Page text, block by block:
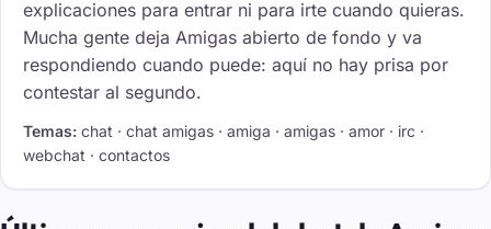
explicaciones para entrar ni para irte cuando quieras.
Mucha gente deja Amigas abierto de fondo y va
respondiendo cuando puede: aquí no hay prisa por
contestar al segundo.
Temas: chat · chat amigas · amiga · amigas · amor · irc ·
webchat · contactos